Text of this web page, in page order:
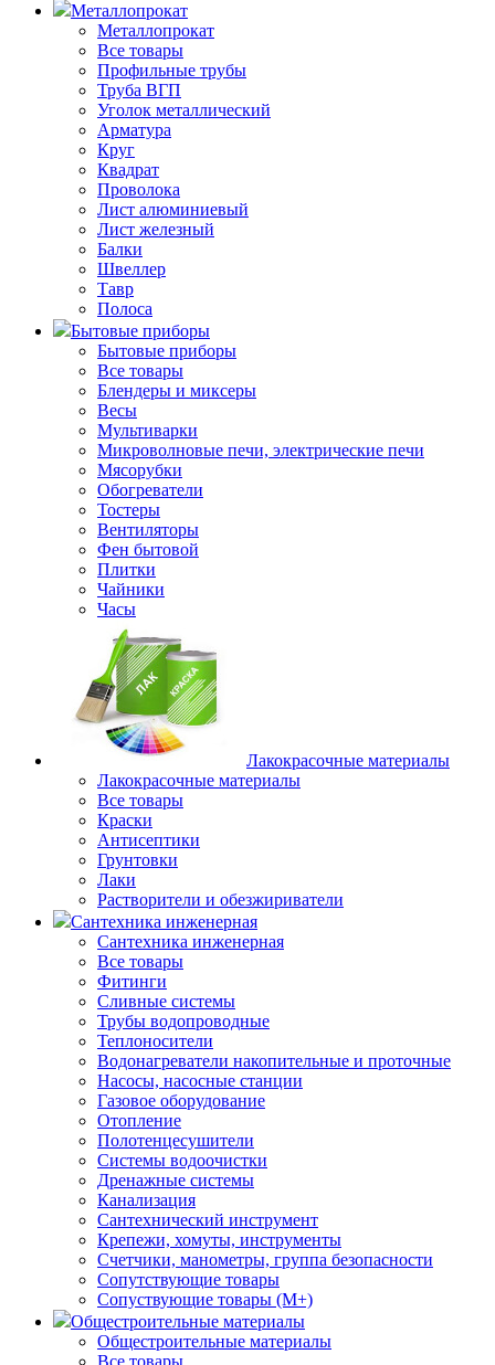
Металлопрокат
Металлопрокат
Все товары
Профильные трубы
Труба ВГП
Уголок металлический
Арматура
Круг
Квадрат
Проволока
Лист алюминиевый
Лист железный
Балки
Швеллер
Тавр
Полоса
Бытовые приборы
Бытовые приборы
Все товары
Блендеры и миксеры
Весы
Мультиварки
Микроволновые печи, электрические печи
Мясорубки
Обогреватели
Тостеры
Вентиляторы
Фен бытовой
Плитки
Чайники
Часы
Лакокрасочные материалы
Лакокрасочные материалы
Все товары
Краски
Антисептики
Грунтовки
Лаки
Растворители и обезжириватели
Сантехника инженерная
Сантехника инженерная
Все товары
Фитинги
Сливные системы
Трубы водопроводные
Теплоносители
Водонагреватели накопительные и проточные
Насосы, насосные станции
Газовое оборудование
Отопление
Полотенцесушители
Системы водоочистки
Дренажные системы
Канализация
Сантехнический инструмент
Крепежи, хомуты, инструменты
Счетчики, манометры, группа безопасности
Сопутствующие товары
Сопуствующие товары (М+)
Общестроительные материалы
Общестроительные материалы
Все товары